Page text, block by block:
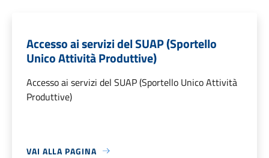
Accesso ai servizi del SUAP (Sportello
Unico Attività Produttive)
Accesso ai servizi del SUAP (Sportello Unico Attività
Produttive)
VAI ALLA PAGINA